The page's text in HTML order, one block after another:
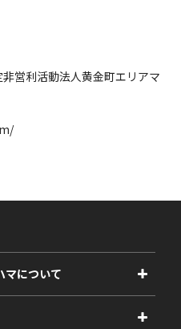
営利活動法人黄金町エリアマ
マについて